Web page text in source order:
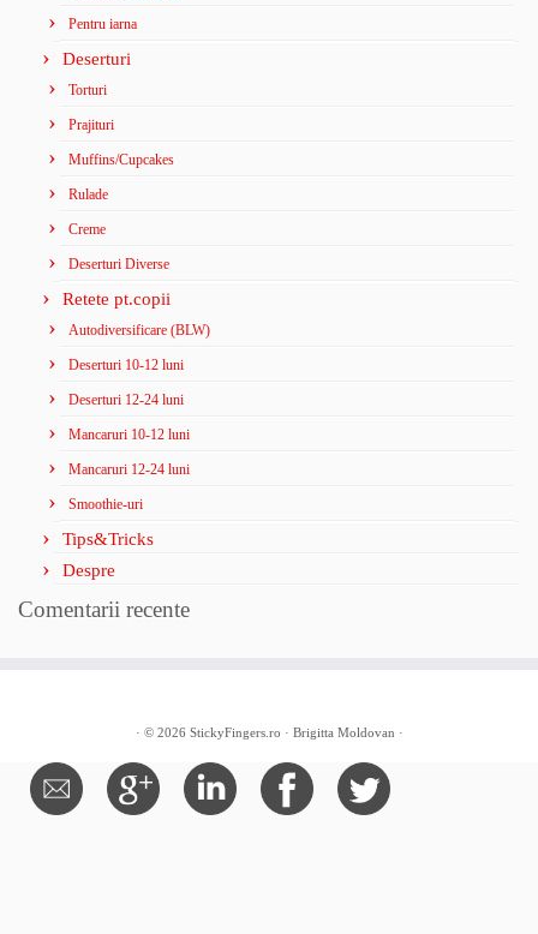
Pentru iarna
Deserturi
Torturi
Prajituri
Muffins/Cupcakes
Rulade
Creme
Deserturi Diverse
Retete pt.copii
Autodiversificare (BLW)
Deserturi 10-12 luni
Deserturi 12-24 luni
Mancaruri 10-12 luni
Mancaruri 12-24 luni
Smoothie-uri
Tips&Tricks
Despre
Comentarii recente
· © 2026 StickyFingers.ro · Brigitta Moldovan ·